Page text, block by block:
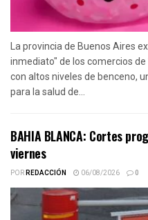
La provincia de Buenos Aires
inmediato" de los comercios
con altos niveles de benceno,
para la salud de...
BAHIA BLANCA: Cortes
viernes
PORREDACCIÓN 06/08/2026 0